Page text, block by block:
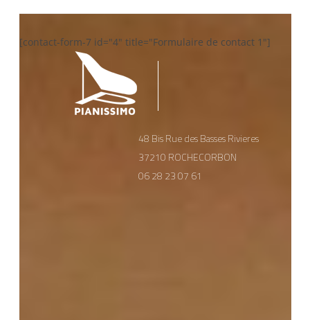
des
articles
[contact-form-7 id="4" title="Formulaire de contact 1"]
48 Bis Rue des Basses Rivieres
37210 ROCHECORBON
06 28 23 07 61